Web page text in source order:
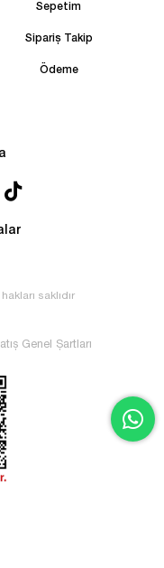
Sepetim
Sipariş Takip
Ödeme
saklıdır
Genel Şartları